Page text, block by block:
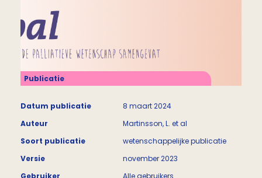
Publicatie
Datum publicatie
8 maart 2024
Auteur
Martinsson, L. et al
Soort publicatie
wetenschappelijke publicatie
Versie
november 2023
Gebruiker
Alle gebruikers